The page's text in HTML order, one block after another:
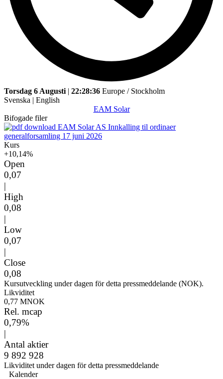
Torsdag 6 Augusti | 22:28:36 Europe / Stockholm
Svenska | English
EAM Solar
Bifogade filer
EAM Solar AS Innkalling til ordinaer
generalforsamling 17 juni 2026
Kurs
+10,14%
Open
0,07
|
High
0,08
|
Low
0,07
|
Close
0,08
Kursutveckling under dagen för detta pressmeddelande (NOK).
Likviditet
0,77 MNOK
Rel. mcap
0,79%
|
Antal aktier
9 892 928
Likviditet under dagen för detta pressmeddelande
Kalender